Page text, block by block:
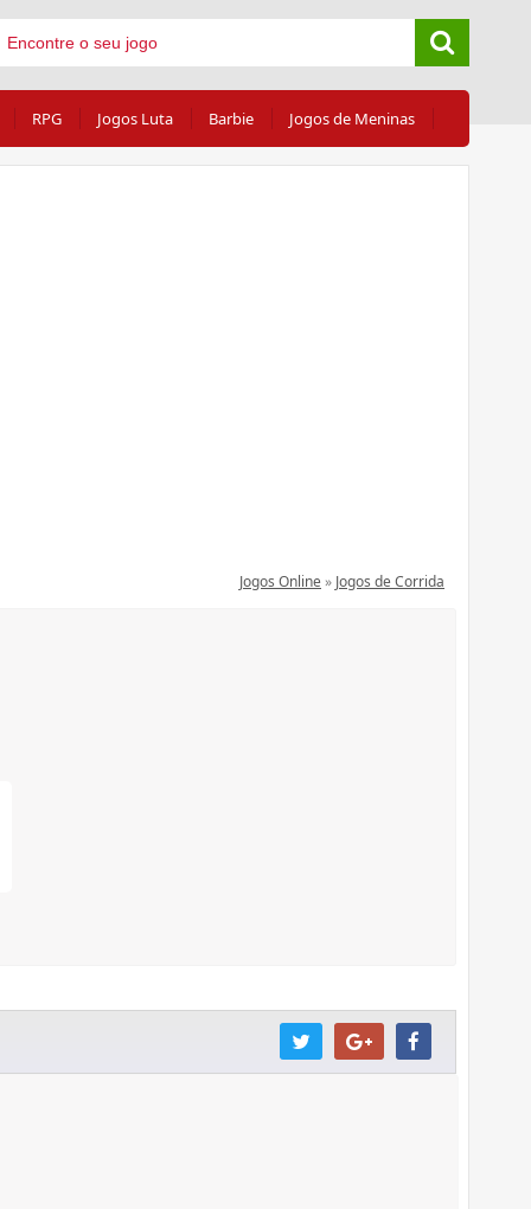
RPG Jogos Luta Barbie Jogos de Meninas
Jogos Online» Jogos de Corrida